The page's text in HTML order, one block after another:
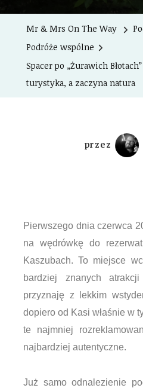
Mr & Mrs On The Way
Podróże wspólne
Spacer po „Żurawich
turystyka, a zaczyna natura
przez
Pierwszego dnia czerwca
na wędrówkę do
Kaszubach. To miejsce
bardziej znanych
przyznaję z lekkim
dopiero od Kasi właśnie w
te najmniej
najbardziej autentyczne.
Już samo odnalezienie